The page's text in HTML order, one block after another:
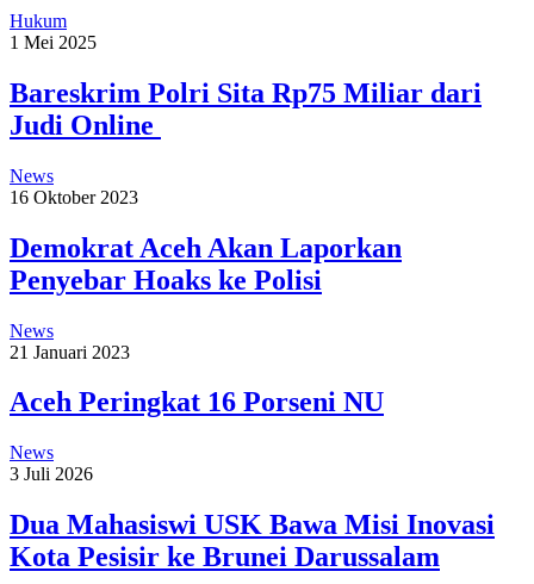
Hukum
1 Mei 2025
Bareskrim Polri Sita Rp75 Miliar dari
Judi Online
News
16 Oktober 2023
Demokrat Aceh Akan Laporkan
Penyebar Hoaks ke Polisi
News
21 Januari 2023
Aceh Peringkat 16 Porseni NU
News
3 Juli 2026
Dua Mahasiswi USK Bawa Misi Inovasi
Kota Pesisir ke Brunei Darussalam